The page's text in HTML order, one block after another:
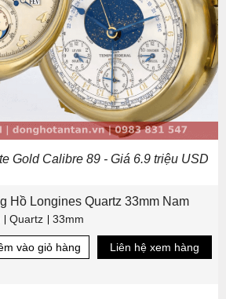
Gold Calibre 89 - Giá 6.9 triệu USD
Hồ Longines Quartz 33mm Nam
Quartz 33mm
vào giỏ hàng Liên hệ xem hàng